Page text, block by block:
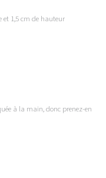
et 1,5 cm de hauteur
à la main, donc prenez-en